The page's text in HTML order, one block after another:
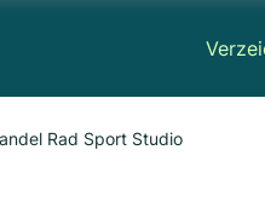
Rad Sport Studio